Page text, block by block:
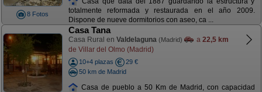
8 Fotos
totalmente reformada y restaurada en el año 2009.
Dispone de nueve dormitorios con aseo, ca ...
Casa Tana
Casa Rural en Valdelaguna (Madrid) a 22,5 km
de Villar del Olmo (Madrid)
10+4 plazas
29 €
50 km de Madrid
Casa de pueblo a 50 Km de Madrid, con capacidad